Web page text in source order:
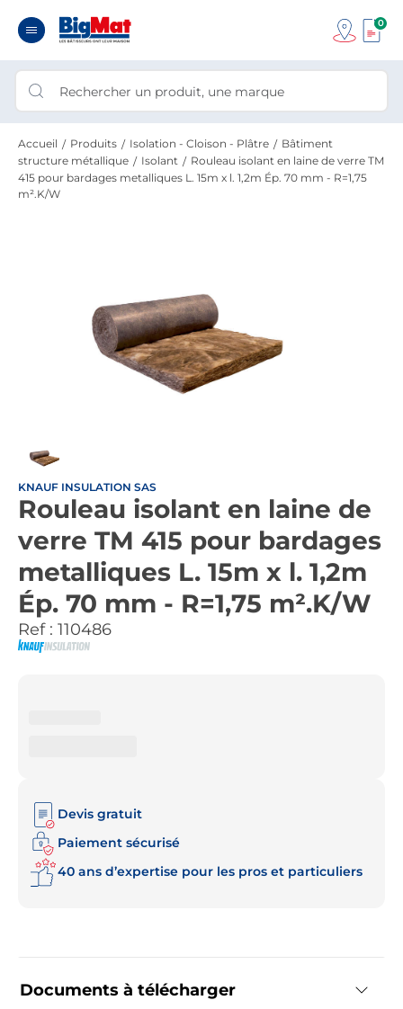
0
Accueil Produits Isolation - Cloison - Plâtre
Bâtiment
structure métallique
Isolant
Rouleau isolant en laine de verre TM
415 pour bardages metalliques L. 15m x l. 1,2m Ép. 70 mm - R=1,75
m².K/W
KNAUF INSULATION SAS
Rouleau isolant en laine de
verre TM 415 pour bardages
metalliques L. 15m x l. 1,2m
Ép. 70 mm - R=1,75 m².K/W
Ref : 110486
Documents à télécharger
Devis gratuit
Paiement sécurisé
40 ans d’expertise pour les pros et particuliers